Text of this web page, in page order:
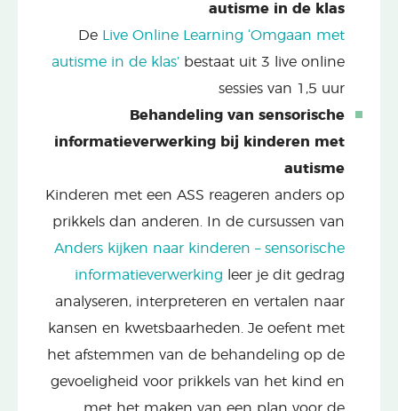
autisme in de klas
De Live Online Learning ‘Omgaan met
autisme in de klas’ bestaat uit 3 live online
sessies van 1,5 uur
Behandeling van sensorische
informatieverwerking bij kinderen met
autisme
Kinderen met een ASS reageren anders op
prikkels dan anderen. In de cursussen van
Anders kijken naar kinderen – sensorische
informatieverwerking leer je dit gedrag
analyseren, interpreteren en vertalen naar
kansen en kwetsbaarheden. Je oefent met
het afstemmen van de behandeling op de
gevoeligheid voor prikkels van het kind en
met het maken van een plan voor de